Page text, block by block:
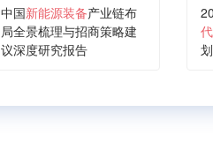
中国新能源装备产业链布
局全景梳理与招商策略建
议深度研究报告
代